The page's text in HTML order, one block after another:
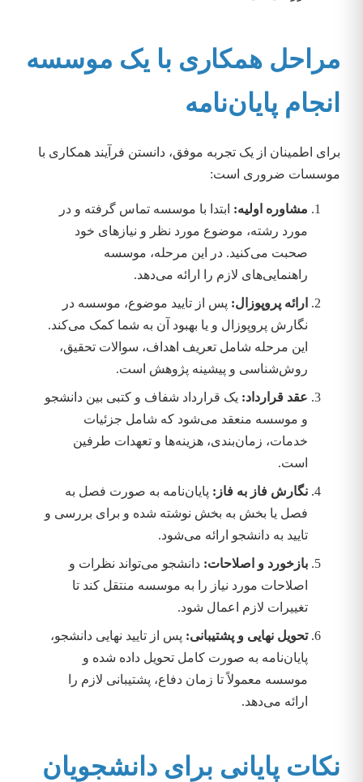
مراحل همکاری با یک موسسه
انجام پایان‌نامه
برای اطمینان از یک تجربه موفق، دانستن فرآیند همکاری با
موسسات ضروری است:
مشاوره اولیه: ابتدا با موسسه تماس گرفته و در
مورد رشته، موضوع مورد نظر و نیازهای خود
صحبت می‌کنید. در این مرحله، موسسه
راهنمایی‌های لازم را ارائه می‌دهد.
ارائه پروپوزال: پس از تایید موضوع، موسسه در
نگارش پروپوزال و یا بهبود آن به شما کمک می‌کند.
این مرحله شامل تعریف اهداف، سوالات تحقیق،
روش‌شناسی و پیشینه پژوهش است.
عقد قرارداد: یک قرارداد شفاف و کتبی بین دانشجو
و موسسه منعقد می‌شود که شامل جزئیات
خدمات، زمان‌بندی، هزینه‌ها و تعهدات طرفین
است.
نگارش فاز به فاز: پایان‌نامه به صورت فصل به
فصل یا بخش به بخش نوشته شده و برای بررسی و
تایید به دانشجو ارائه می‌شود.
بازخورد و اصلاحات: دانشجو می‌تواند نظرات و
اصلاحات مورد نیاز را به موسسه منتقل کند تا
تغییرات لازم اعمال شود.
تحویل نهایی و پشتیبانی: پس از تایید نهایی دانشجو،
پایان‌نامه به صورت کامل تحویل داده شده و
موسسه معمولاً تا زمان دفاع، پشتیبانی لازم را
ارائه می‌دهد.
نکات پایانی برای دانشجویان